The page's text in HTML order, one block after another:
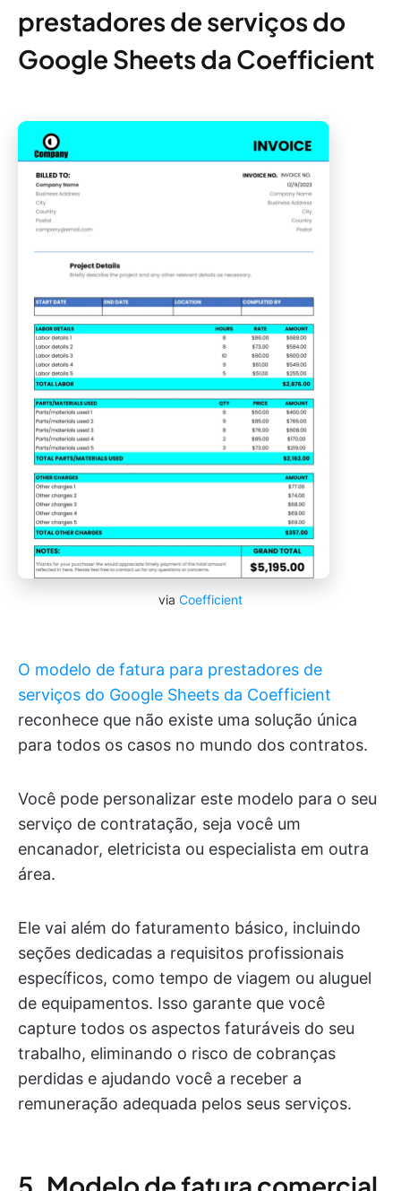
prestadores de serviços do
Google Sheets da Coefficient
via Coefficient
O modelo de fatura para prestadores de
serviços do Google Sheets da Coefficient
reconhece que não existe uma solução única
para todos os casos no mundo dos contratos.
Você pode personalizar este modelo para o seu
serviço de contratação, seja você um
encanador, eletricista ou especialista em outra
área.
Ele vai além do faturamento básico, incluindo
seções dedicadas a requisitos profissionais
específicos, como tempo de viagem ou aluguel
de equipamentos. Isso garante que você
capture todos os aspectos faturáveis do seu
trabalho, eliminando o risco de cobranças
perdidas e ajudando você a receber a
remuneração adequada pelos seus serviços.